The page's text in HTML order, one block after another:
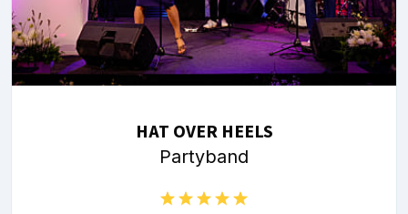
HAT OVER HEELS
Partyband